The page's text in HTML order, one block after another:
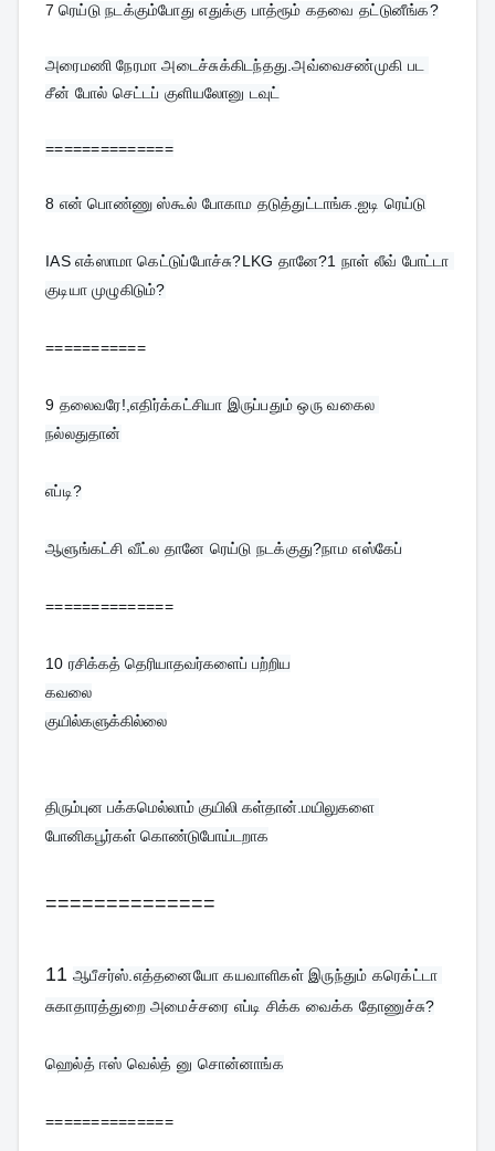
7 ரெய்டு நடக்கும்போது எதுக்கு பாத்ரூம் கதவை தட்டுனீங்க?
அரைமணி நேரமா அடைச்சுக்கிடந்தது.அவ்வைசண்முகி பட
சீன் போல் செட்டப் குளியலோனு டவுட்
==============
8 என் பொண்ணு ஸ்கூல் போகாம தடுத்துட்டாங்க.ஐடி ரெய்டு
IAS எக்ஸாமா கெட்டுப்போச்சு?LKG தானே?1 நாள் லீவ் போட்டா
குடியா முழுகிடும்?
===========
9 தலைவரே!,எதிர்க்கட்சியா இருப்பதும் ஒரு வகைல
நல்லதுதான்
எப்டி?
ஆளுங்கட்சி வீட்ல தானே ரெய்டு நடக்குது?நாம எஸ்கேப்
==============
10 ரசிக்கத் தெரியாதவர்களைப் பற்றிய
கவலை
குயில்களுக்கில்லை
திரும்புன பக்கமெல்லாம் குயிலி கள்தான்.மயிலுகளை
போனிகபூர்கள் கொண்டுபோய்டறாக
==============
11 ஆபீசர்ஸ்.எத்தனையோ கயவாளிகள் இருந்தும் கரெக்ட்டா
சுகாதாரத்துறை அமைச்சரை எப்டி சிக்க வைக்க தோணுச்சு?
ஹெல்த் ஈஸ் வெல்த் னு சொன்னாங்க
==============